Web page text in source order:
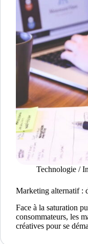
Technologie /
Marketing alternatif :
Face à la saturation
consommateurs, les
créatives pour se